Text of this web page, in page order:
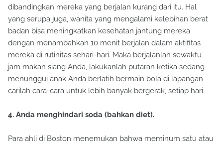
dibandingkan mereka yang berjalan kurang dari itu. Hal
yang serupa juga, wanita yang mengalami kelebihan berat
badan bisa meningkatkan kesehatan jantung mereka
dengan menambahkan 10 menit berjalan dalam aktifitas
mereka di rutinitas sehari-hari. Maka berjalanlah sewaktu
jam makan siang Anda, lakukanlah putaran ketika sedang
menunggui anak Anda berlatih bermain bola di lapangan -
carilah cara-cara untuk lebih banyak bergerak, setiap hari.
4. Anda menghindari soda (bahkan diet).
Para ahli di Boston menemukan bahwa meminum satu atau